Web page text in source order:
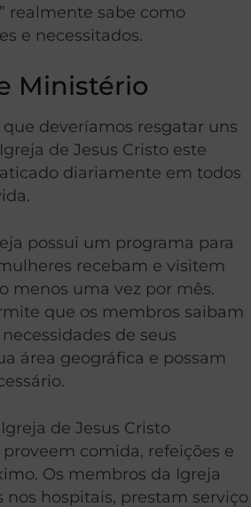
realmente sabe como
e necessitados.
Ministério
deveríamos resgatar uns
de Jesus Cristo este
diariamente em todos
possui um programa para
recebam e visitem
menos uma vez por mês.
que os membros saibam
de seus
área geográfica e possam
de Jesus Cristo
comida, refeições e
Os membros da Igreja
nos hospitais, prestam serviço